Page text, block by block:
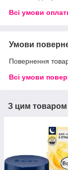
Всі умови
Умови
Повернення
Всі умови
З цим